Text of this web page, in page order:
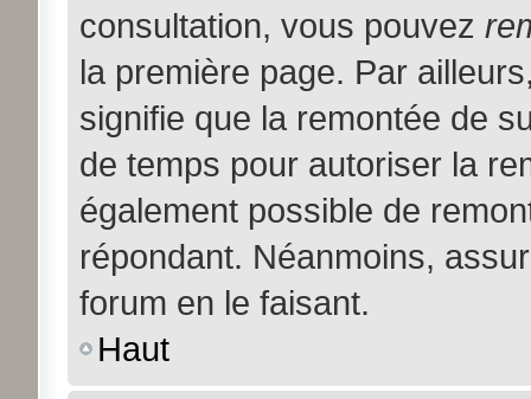
consultation, vous pouvez
la première page. Par
signifie que la remontée de
de temps pour autoriser la
également possible de
répondant. Néanmoins,
forum en le faisant.
Haut